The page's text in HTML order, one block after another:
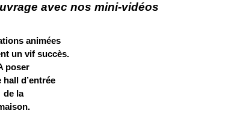
animées
un vif succès.
poser
hall d’entrée
de la
avec nos mini-vidéos